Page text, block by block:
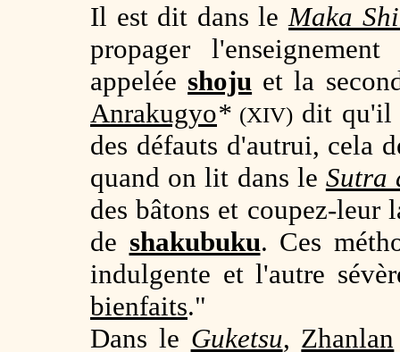
Il est dit dans leMaka
propager
appelée shoju et la
Anrakugyo* (XIV)dit qu'il
des défauts d'autrui, cela
quand on lit dans le Sutra
des bâtons et coupez-leur
de shakubuku. Ces
indulgente et l'autre
bienfaits."
Dans le Guketsu, Zhanlan